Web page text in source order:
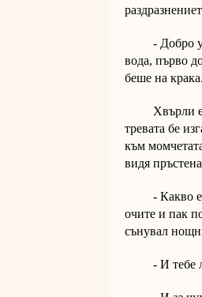
- Добро
вода, първо
беше на
Хвърли
тревата бе
към
видя
- Какво е
очите и пак
сънувал
- И тебе